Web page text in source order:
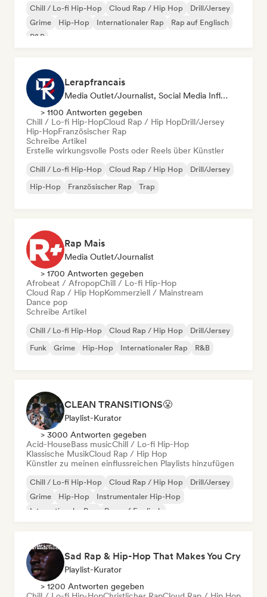
Chill / Lo-fi Hip-Hop Cloud Rap / Hip Hop
Drill/Jersey
Grime
Hip-Hop Internationaler Rap
Rap auf Englisch
R&B
Lerapfrancais
Media Outlet/Journalist, Social Media Influencer
> 1100 Antworten gegeben
Chill / Lo-fi Hip-HopCloud Rap / Hip HopDrill/Jersey
Hip-HopFranzösischer Rap
Schreibe Artikel
Erstelle wirkungsvolle Posts oder Reels über Künstler
Chill / Lo-fi Hip-Hop Cloud Rap / Hip Hop
Drill/Jersey
Hip-Hop
Französischer Rap Trap
Rap Mais
Media Outlet/Journalist
> 1700 Antworten gegeben
Afrobeat / AfropopChill / Lo-fi Hip-Hop
Cloud Rap / Hip HopKommerziell / Mainstream
Dance pop
Schreibe Artikel
Chill / Lo-fi Hip-Hop Cloud Rap / Hip Hop
Drill/Jersey
Funk
Grime Hip-Hop Internationaler Rap R&B
CLEAN TRANSITIONS😤
Playlist-Kurator
> 3000 Antworten gegeben
Acid-HouseBass musicChill / Lo-fi Hip-Hop
Klassische MusikCloud Rap / Hip Hop
Künstler zu meinen einflussreichen Playlists hinzufügen
Chill / Lo-fi Hip-Hop Cloud Rap / Hip Hop
Drill/Jersey
Grime
Hip-Hop
Instrumentaler Hip-Hop
Internationaler Rap
Rap auf Englisch
Sad Rap & Hip-Hop That Makes You Cry
Playlist-Kurator
> 1200 Antworten gegeben